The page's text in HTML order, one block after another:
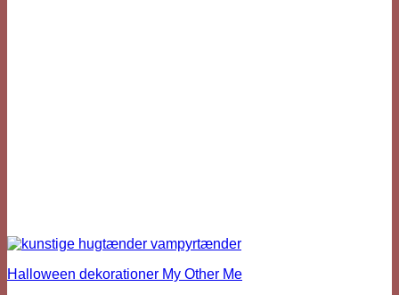
Halloween dekorationer My Other Me